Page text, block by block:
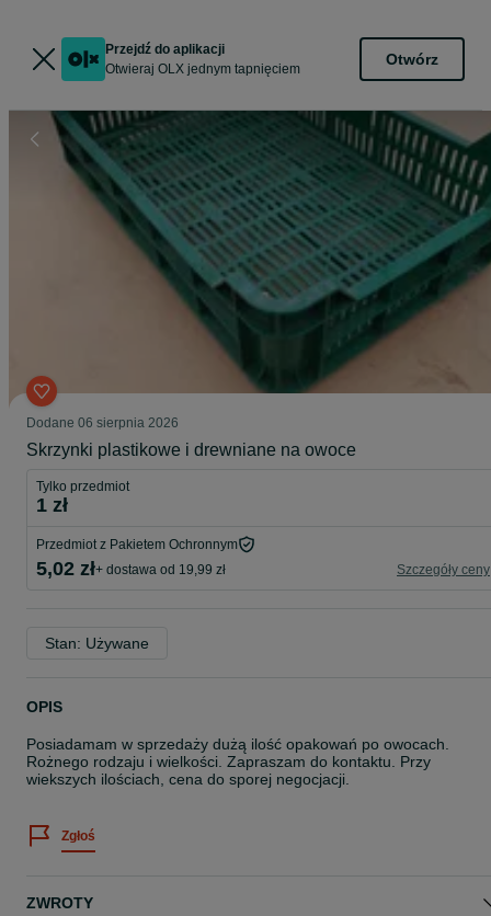
Przejdź do aplikacji
Otwieraj OLX jednym tapnięciem
Otwórz
Dodane 06 sierpnia 2026
Skrzynki plastikowe i drewniane na owoce
Tylko przedmiot
1 zł
Przedmiot z Pakietem Ochronnym
5,02 zł+ dostawa od 19,99 zł Szczegóły ceny
Stan: Używane
OPIS
Posiadamam w sprzedaży dużą ilość opakowań po owocach.
Rożnego rodzaju i wielkości. Zapraszam do kontaktu. Przy
wiekszych ilościach, cena do sporej negocjacji.
Zgłoś
ZWROTY